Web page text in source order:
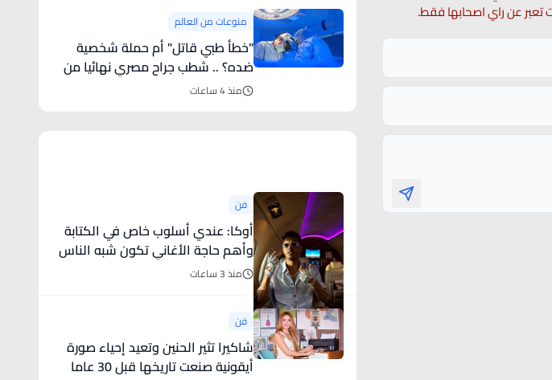
تعبر عن راي اصحابها فقط.
منوعات من العالم
"خطأ طبي قاتل" أم حملة شخصية
ضده؟ .. شطب جراح مصري نهائيا من
السجل البريطاني
منذ 4 ساعات
فن
أوكا: عندي أسلوب خاص في الكتابة
وأهم حاجة الأغاني تكون شبه الناس
منذ 3 ساعات
فن
شاكيرا تثير الحنين وتعيد إحياء صورة
أيقونية صنعت تاريخها قبل 30 عاما